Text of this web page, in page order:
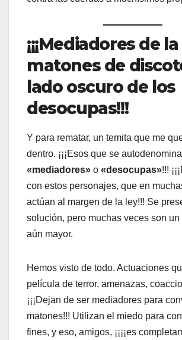
¡¡¡Mediadores de
matones de
lado oscuro de los
desocupas!!!
Y para rematar, un temita que me
dentro. ¡¡¡Esos que se
«mediadores» o «desocupas»!!!
con estos personajes, que en
actúan al margen de la ley!!! Se
solución, pero muchas veces son un
aún mayor.
Hemos visto de todo. Actuaciones
película de terror, amenazas,
¡¡¡Dejan de ser mediadores para
matones!!! Utilizan el miedo para
fines, y eso, amigos, ¡¡¡¡es